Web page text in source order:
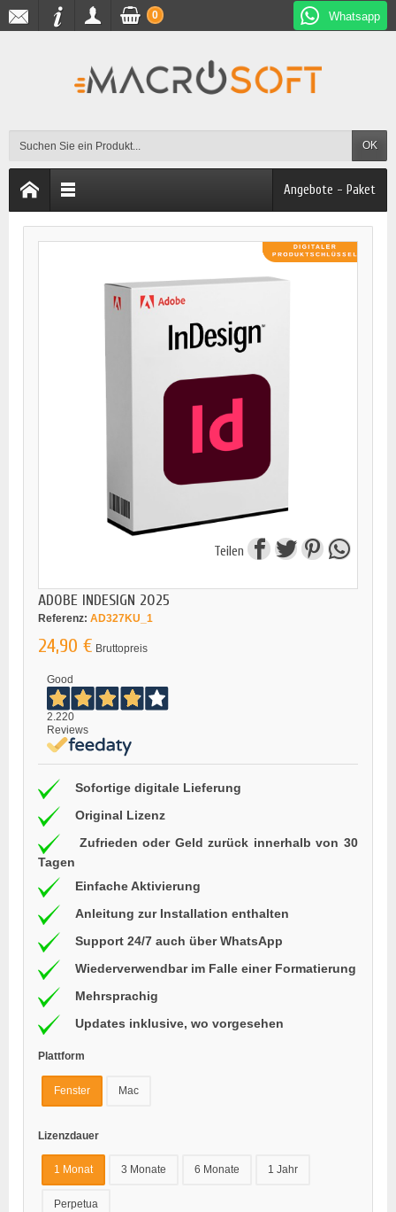
Whatsapp
OK
0
Angebote - Paket
Teilen
ADOBE INDESIGN 2025
Referenz: AD327KU_1
24,90 € Bruttopreis
Good
2.220
Reviews
Sofortige digitale Lieferung
Original Lizenz
Zufrieden oder Geld zurück innerhalb von 30
Tagen
Einfache Aktivierung
Anleitung zur Installation enthalten
Support 24/7 auch über WhatsApp
Wiederverwendbar im Falle einer Formatierung
Mehrsprachig
Updates inklusive, wo vorgesehen
Plattform
Fenster Mac
Lizenzdauer
1 Monat 3 Monate 6 Monate 1 Jahr
Perpetua